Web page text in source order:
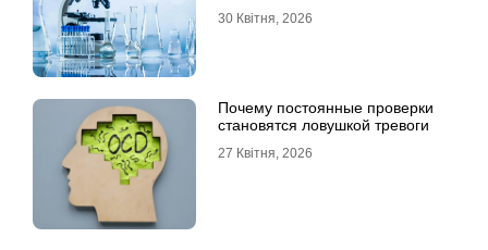
30 Квітня, 2026
Почему постоянные проверки
становятся ловушкой тревоги
27 Квітня, 2026